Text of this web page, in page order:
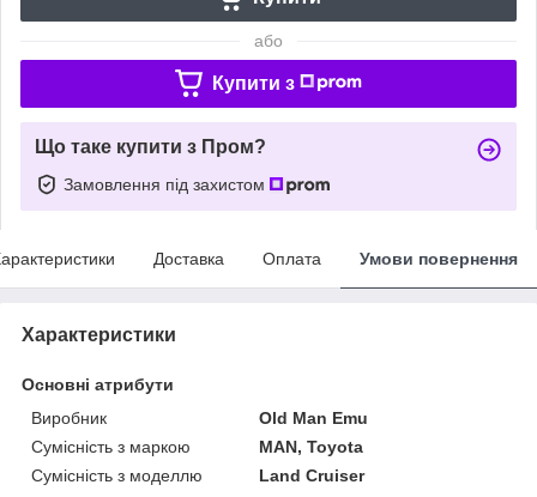
або
Купити з
Що таке купити з Пром?
Замовлення під захистом
Доставка Оплата Умови повернення
Характеристики
Основні атрибути
Виробник
Old Man Emu
Сумісність з маркою
MAN, Toyota
Сумісність з моделлю
Land Cruiser